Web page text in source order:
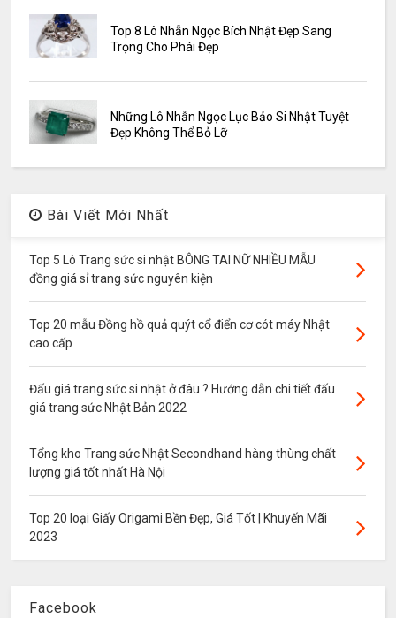
Top 8 Lô Nhẫn Ngọc Bích Nhật Đẹp Sang
Trọng Cho Phái Đẹp
Những Lô Nhẫn Ngọc Lục Bảo Si Nhật Tuyệt
Đẹp Không Thể Bỏ Lỡ
Bài Viết Mới Nhất
Top 5 Lô Trang sức si nhật BÔNG TAI NỮ NHIỀU MẪU
đồng giá sỉ trang sức nguyên kiện
Top 20 mẫu Đồng hồ quả quýt cổ điển cơ cót máy Nhật
cao cấp
Đấu giá trang sức si nhật ở đâu ? Hướng dẫn chi tiết đấu
giá trang sức Nhật Bản 2022
Tổng kho Trang sức Nhật Secondhand hàng thùng chất
lượng giá tốt nhất Hà Nội
Top 20 loại Giấy Origami Bền Đẹp, Giá Tốt | Khuyến Mãi
2023
Facebook